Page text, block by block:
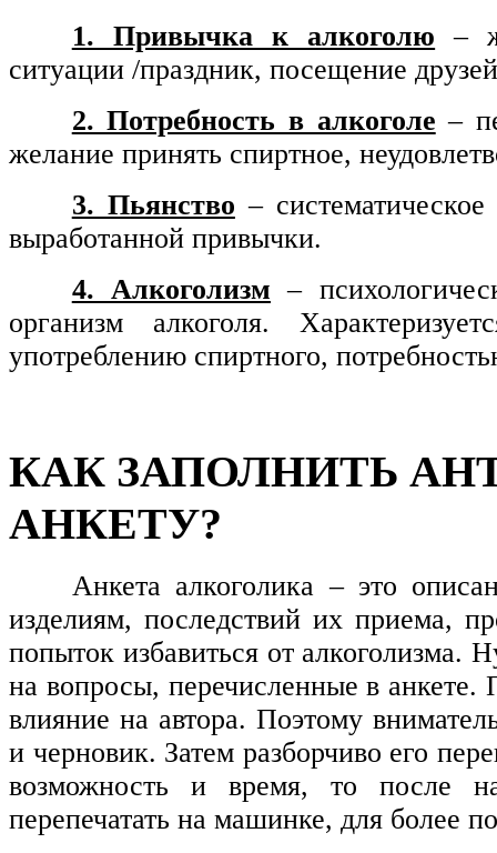
1. Привычка к алкоголю –
ситуации /праздник, посещение
2. Потребность в алкоголе –
желание принять спиртное,
3. Пьянство –
выработанной привычки.
4. Алкоголизм –
организм алкоголя.
употреблению спиртного,
КАК ЗАПОЛНИТЬ
АНКЕТУ?
Анкета алкоголика – это
изделиям, последствий их приема,
попыток избавиться от алкоголизма.
на вопросы, перечисленные в анкете.
влияние на автора. Поэтому
и черновик. Затем разборчиво его
возможность и время, то после
перепечатать на машинке, для более